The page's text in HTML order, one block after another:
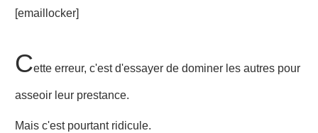
[emaillocker]
Cette erreur, c'est d'essayer de dominer les autres pour
asseoir leur prestance.
Mais c'est pourtant ridicule.